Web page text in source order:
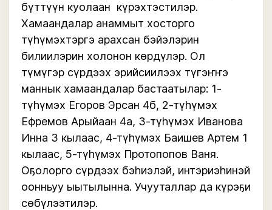
бүттүүн куолаан  күрэхтэстилэр.
Хамаандалар анаммыт хосторго
түһүмэхтэргэ арахсан бэйэлэрин
билиилэрин холонон көрдүлэр. Ол
түмүгэр сүрдээх эрийсиилээх түгэҥҥэ
маннык хамаандалар бастаатылар: 1-
түһүмэх Егоров Эрсан 4б, 2-түһүмэх
Ефремов Арыйаан 4а, 3-түһүмэх Иванова
Инна 3 кылаас, 4-түһүмэх Баишев Артем 1
кылаас, 5-түһүмэх Протопопов Ваня.
Оҕолорго сүрдээх бэһиэлэй, интэриэһинэй
оонньуу ыытылынна. Учууталлар да күрэҕи
сөбүлээтилэр.